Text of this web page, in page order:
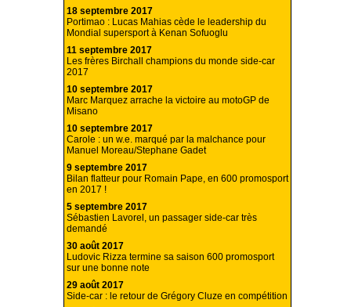
18 septembre 2017
Portimao : Lucas Mahias cède le leadership du
Mondial supersport à Kenan Sofuoglu
11 septembre 2017
Les frères Birchall champions du monde side-car
2017
10 septembre 2017
Marc Marquez arrache la victoire au motoGP de
Misano
10 septembre 2017
Carole : un w.e. marqué par la malchance pour
Manuel Moreau/Stephane Gadet
9 septembre 2017
Bilan flatteur pour Romain Pape, en 600 promosport
en 2017 !
5 septembre 2017
Sébastien Lavorel, un passager side-car très
demandé
30 août 2017
Ludovic Rizza termine sa saison 600 promosport
sur une bonne note
29 août 2017
Side-car : le retour de Grégory Cluze en compétition